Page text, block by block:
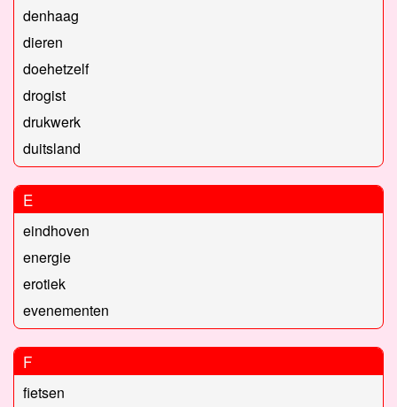
denhaag
dieren
doehetzelf
drogist
drukwerk
duitsland
E
eindhoven
energie
erotiek
evenementen
F
fietsen